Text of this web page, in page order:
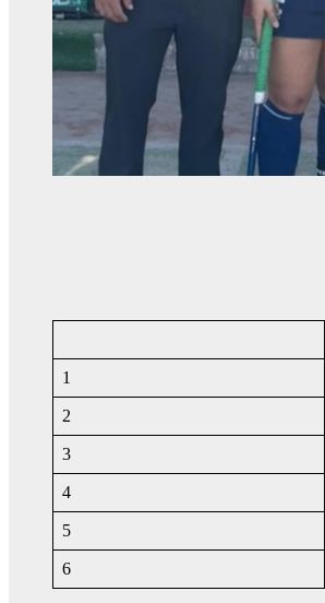
1
2
3
4
5
6